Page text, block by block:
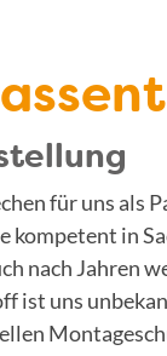
für uns
kompetent in
nach Jahren
ist uns